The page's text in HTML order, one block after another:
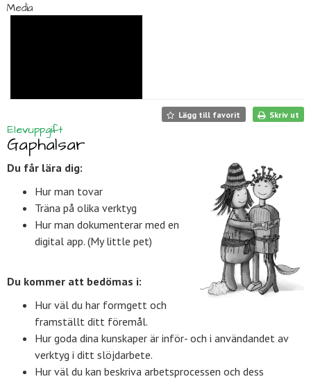
Media
Lägg till favorit Skriv ut
Elevuppgift
Gaphalsar
Du får lära dig:
Hur man tovar
Träna på olika verktyg
Hur man dokumenterar med en
digital app. (My little pet)
Du kommer att bedömas i:
Hur väl du har formgett och
framställt ditt föremål.
Hur goda dina kunskaper är inför- och i användandet av
verktyg i ditt slöjdarbete.
Hur väl du kan beskriva arbetsprocessen och dess